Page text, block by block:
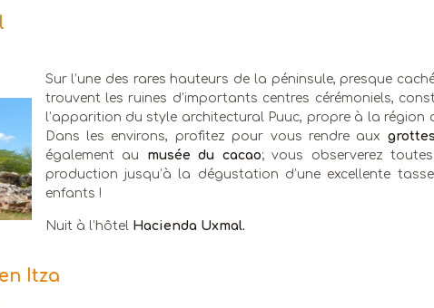
Sur l’une des rares hauteurs de la péninsule, presque
trouvent les ruines d’importants centres cérémoniels,
l’apparition du style architectural Puuc, propre à la région
Dans les environs, profitez pour vous rendre aux
également au musée du cacao; vous observerez
production jusqu’à la dégustation d’une excellente
enfants !
Nuit à l’hôtel Hacienda Uxmal.
Itza